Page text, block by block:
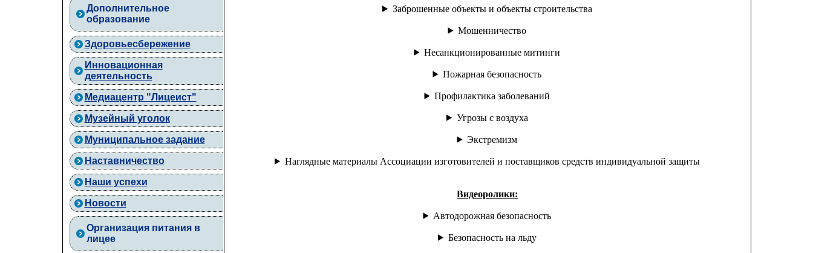
Дополнительное
образование
Здоровьесбережение
Инновационная
деятельность
Медиацентр "Лицеист"
Музейный уголок
Муниципальное задание
Наставничество
Наши успехи
Новости
Организация питания в
лицее
Заброшенные объекты и объекты строительства
Мошенничество
Несанкционированные митинги
Пожарная безопасность
Профилактика заболеваний
Угрозы с воздуха
Экстремизм
Наглядные материалы Ассоциации изготовителей и поставщиков средств индивидуальной защиты
Видеоролики:
Автодорожная безопасность
Безопасность на льду